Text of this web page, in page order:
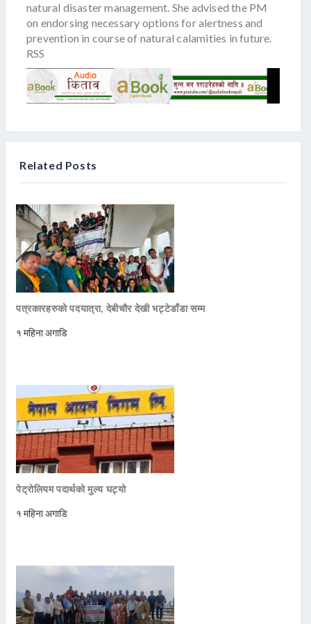
natural disaster management. She advised the PM
on endorsing necessary options for alertness and
prevention in course of natural calamities in future.
RSS
Related Posts
पत्रकारहरुको पदयात्रा, देबीचौर देखी भट्टेडाँडा सम्म
१ महिना अगाडि
पेट्रोलियम पदार्थको मुल्य घट्यो
१ महिना अगाडि